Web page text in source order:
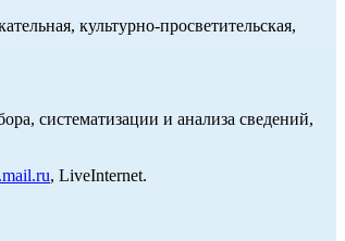
культурно-просветительская,
систематизации и анализа сведений,
, LiveInternet.